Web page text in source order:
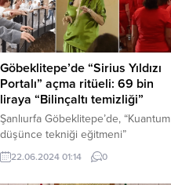
Genel Kurul kararıyla uzatıldı. İlgili
karar Resmi Gazete’de
yayımlanarak resmen yürürlüğe
girdi. Haber Merkezi – Türkiye
Büyük Millet Meclisi’nin tatil
takviminde değişikliğe...
Göbeklitepe’de “Sirius Yıldızı
Portalı” açma ritüeli: 69 bin
liraya “Bilinçaltı temizliği”
Şanlıurfa Göbeklitepe’de, “Kuantum
düşünce tekniği eğitmeni”
olduğunu iddia eden Şebnem
Tacigut tarafından “Sirius yıldızına
portal açma” adı altında bir ritüel
22.06.2024 01:14 0